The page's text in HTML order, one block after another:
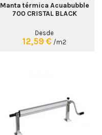
Manta térmica Acuabubble
700 CRISTAL BLACK
Desde
12,59 € /m2